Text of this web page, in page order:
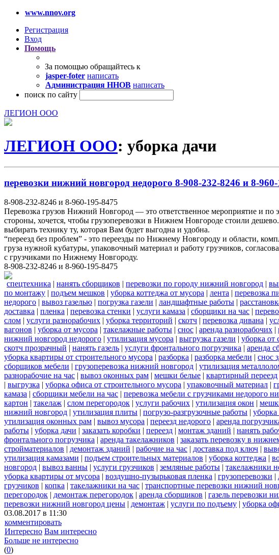
www.nnov.org
Регистрация
Вход
Помощь
За помощью обращайтесь к
jasper-foter написать
Администрация ННОВ написать
поиск по сайту
ЛЕГИОН ООО
ЛЕГИОН ООО: уборка дачи
перевозки нижний новгород недорого 8-908-232-8246 и 8-
8-908-232-8246 и 8-960-195-8475
Перевозка грузов Нижний Новгород — это ответственное мероприятие и по
стороны, хочется, чтобы грузоперевозки в Нижнем Новгороде стоили
выбирать технику ту, которая Вам будет выгодна и удобна.
“переезд без проблем” - это переезды по Нижнему Новгороду и области,
груза нужной кубатуры, упаковочный материал и работу грузчиков,
с грузчиками по Нижнему Новгороду.
8-908-232-8246 и 8-960-195-8475
спецтехника | нанять сборщиков | перевозки по городу нижний новгород |
по монтажу | подъем мешков | уборка коттеджа от мусора | лента | перевозка
недорого | вывоз газелью | погрузка газели | ландшафтные работы |
доставка | пленка | перевозка стенки | услуги камаза | сборщики на час |
слом | услуги разнорабочих | уборка территорий | скотч | перевозка дивана |
вагонов | уборка от мусора | такелажные работы | снос | аренда разнорабочих |
нижний новгород недорого | утилизация мусора | выгрузка газели | уборка от
скотч прозрачный | нанять газель | услуги фронтального погрузчика | аренда
уборка квартиры от строительного мусора | разборка | разборка мебели | снос
сборщиков мебели | грузоперевозка нижний новгород | утилизация
разнорабочие на час | вывоз оконных рам | мешки белые | квартирный переезд
| выгрузка | уборка офиса от строительного мусора | упаковочный материал |
камаза | сборщики мебели на час | перевозка мебели с грузчиками недорого
картон | такелаж | слом перегородок | услуги рабочих | утилизация окон |
нижний новгород | утилизация плиты | погрузо-разгрузочные работы |
утилизация оконных рам | вывоз мусора | переезд недорого | аренда
работы | уборка дачи | заказать коробки | переезд | монтаж зданий | нанять
фронтального погрузчика | аренда такелажников | заказать перевозку в
стройматериалов | демонтаж зданий | рабочие на час | доставка под ключ |
утилизация камазами | подъем строительных материалов | уборка коттеджа |
новгород | вывоз ванны | услуги грузчиков | земляные работы | такелажники
уборка квартиры от мусора | воздушно-пузырьковая пленка | грузоперевозки |
грузчиков | копка | такелажники на час | транспортные перевозки нижний
перегородок | демонтаж перегородок | аренда сборщиков | газель перевозки
перевозки нижний новгород цены | демонтаж | услуги по подъему | уборка
03.08.2017 в 11:30
комментировать
Интересно Вам интересно
Больше не интересно
(0)